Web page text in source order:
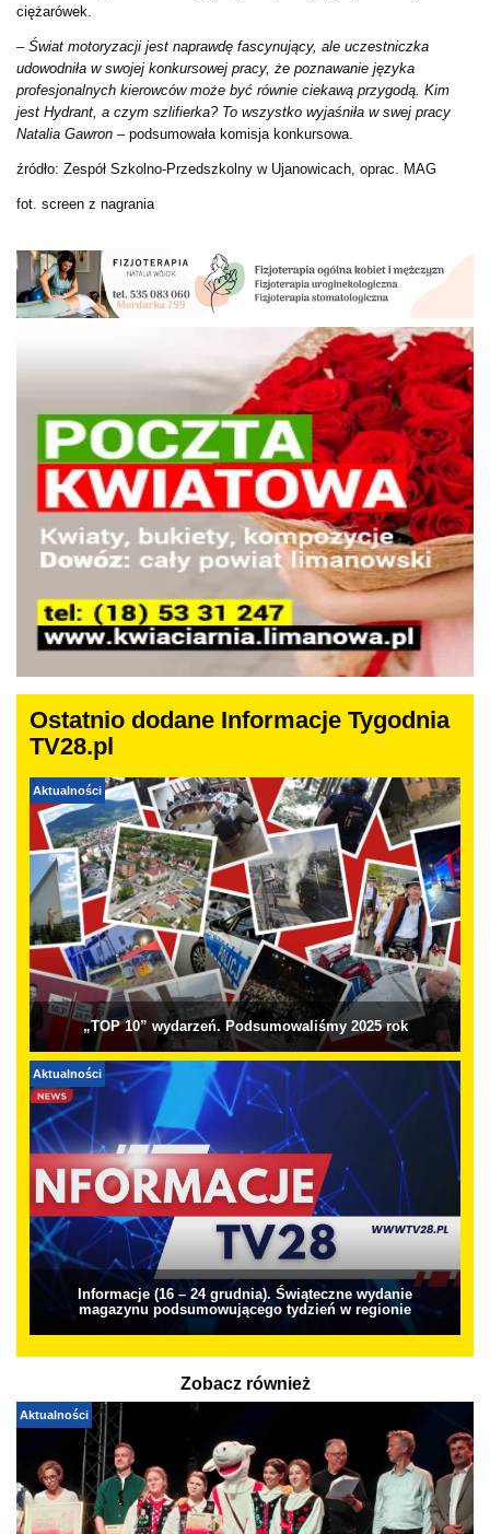
ciężarówek.
– Świat motoryzacji jest naprawdę fascynujący, ale uczestniczka
udowodniła w swojej konkursowej pracy, że poznawanie języka
profesjonalnych kierowców może być równie ciekawą przygodą. Kim
jest Hydrant, a czym szlifierka? To wszystko wyjaśniła w swej pracy
Natalia Gawron – podsumowała komisja konkursowa.
źródło: Zespół Szkolno-Przedszkolny w Ujanowicach, oprac. MAG
fot. screen z nagrania
Ostatnio dodane Informacje Tygodnia
TV28.pl
Aktualności
„TOP 10” wydarzeń. Podsumowaliśmy 2025 rok
Aktualności
Informacje (16 – 24 grudnia). Świąteczne wydanie
magazynu podsumowującego tydzień w regionie
Zobacz również
Aktualności